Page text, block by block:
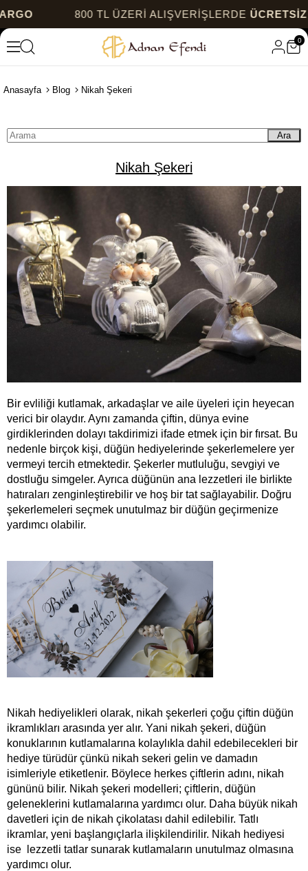
800 TL ÜZERİ ALIŞVERİŞLERDEÜCRETSİZ
0
Anasayfa Blog Nikah Şekeri
Ara
Nikah Şekeri
Bir evliliği kutlamak, arkadaşlar ve aile üyeleri için heyecan
verici bir olaydır. Aynı zamanda çiftin, dünya evine
girdiklerinden dolayı takdirimizi ifade etmek için bir fırsat. Bu
nedenle birçok kişi, düğün hediyelerinde şekerlemelere yer
vermeyi tercih etmektedir. Şekerler mutluluğu, sevgiyi ve
dostluğu simgeler. Ayrıca düğünün ana lezzetleri ile birlikte
hatıraları zenginleştirebilir ve hoş bir tat sağlayabilir. Doğru
şekerlemeleri seçmek unutulmaz bir düğün geçirmenize
yardımcı olabilir.
Nikah hediyelikleri olarak, nikah şekerleri çoğu çiftin düğün
ikramlıkları arasında yer alır. Yani nikah şekeri, düğün
konuklarının kutlamalarına kolaylıkla dahil edebilecekleri bir
hediye türüdür çünkü nikah sekeri gelin ve damadın
isimleriyle etiketlenir. Böylece herkes çiftlerin adını, nikah
gününü bilir. Nikah şekeri modelleri; çiftlerin, düğün
geleneklerini kutlamalarına yardımcı olur. Daha büyük nikah
davetleri için de nikah çikolatası dahil edilebilir. Tatlı
ikramlar, yeni başlangıçlarla ilişkilendirilir. Nikah hediyesi
ise  lezzetli tatlar sunarak kutlamaların unutulmaz olmasına
yardımcı olur.